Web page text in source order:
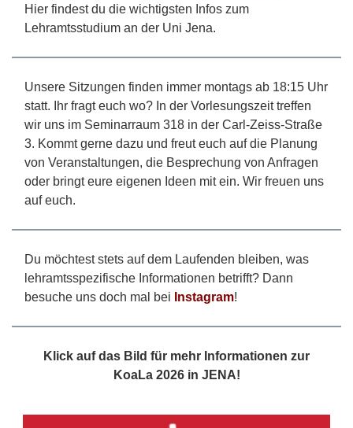
Hier findest du die wichtigsten Infos zum
Lehramtsstudium an der Uni Jena.
Unsere Sitzungen finden immer montags ab 18:15 Uhr
statt. Ihr fragt euch wo? In der Vorlesungszeit treffen
wir uns im Seminarraum 318 in der Carl-Zeiss-Straße
3. Kommt gerne dazu und freut euch auf die Planung
von Veranstaltungen, die Besprechung von Anfragen
oder bringt eure eigenen Ideen mit ein. Wir freuen uns
auf euch.
Du möchtest stets auf dem Laufenden bleiben, was
lehramtsspezifische Informationen betrifft? Dann
besuche uns doch mal bei Instagram!
Klick auf das Bild für mehr Informationen zur
KoaLa 2026 in JENA!